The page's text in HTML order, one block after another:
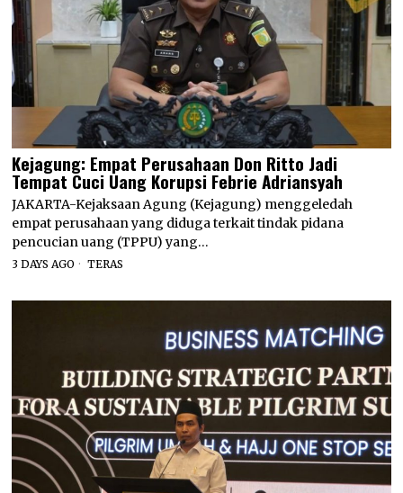
Kejagung: Empat Perusahaan Don Ritto Jadi
Tempat Cuci Uang Korupsi Febrie Adriansyah
JAKARTA-Kejaksaan Agung (Kejagung) menggeledah
empat perusahaan yang diduga terkait tindak pidana
pencucian uang (TPPU) yang…
3 DAYS AGO TERAS